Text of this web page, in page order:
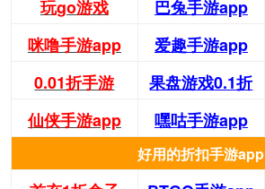
玩go游戏 巴兔手游app
咪噜手游app
爱趣手游app
0.01折手游
果盘游戏0.1折
仙侠手游app
嘿咕手游app
好用的折扣手游app